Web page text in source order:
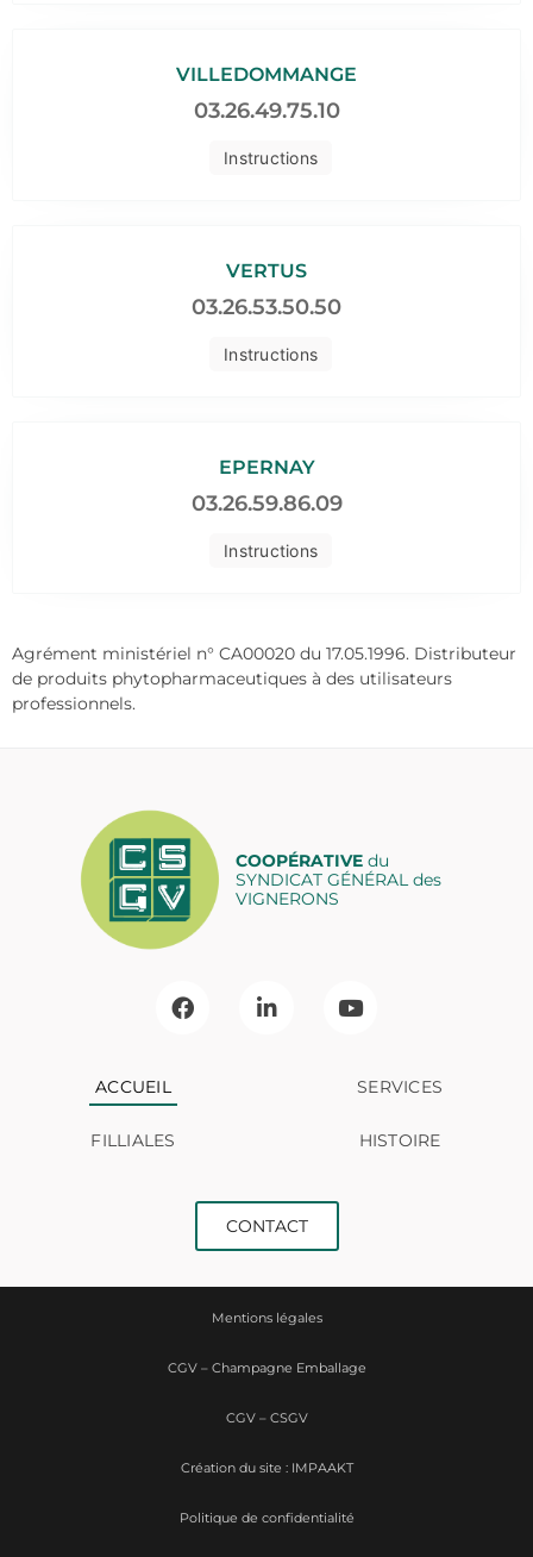
Instructions
VILLEDOMMANGE
03.26.49.75.10
Instructions
VERTUS
03.26.53.50.50
Instructions
EPERNAY
03.26.59.86.09
Agrément ministériel n° CA00020 du 17.05.1996. Distributeur
de produits phytopharmaceutiques à des utilisateurs
professionnels.
COOPÉRATIVEdu
SYNDICAT GÉNÉRAL des
VIGNERONS
ACCUEIL SERVICES
FILLIALES HISTOIRE
CONTACT
Mentions légales
CGV – Champagne Emballage
CGV – CSGV
Politique de confidentialité
Création du site : IMPAAKT